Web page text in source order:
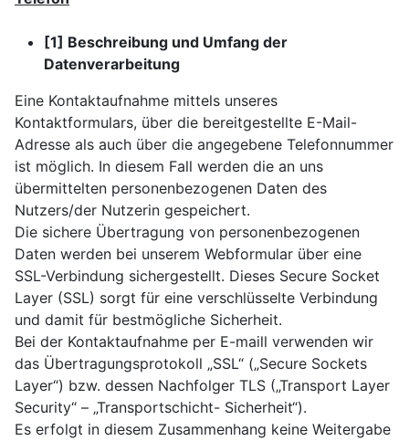
[1] Beschreibung und Umfang der
Datenverarbeitung
Eine Kontaktaufnahme mittels unseres
Kontaktformulars, über die bereitgestellte E-Mail-
Adresse als auch über die angegebene Telefonnummer
ist möglich. In diesem Fall werden die an uns
übermittelten personenbezogenen Daten des
Nutzers/der Nutzerin gespeichert.
Die sichere Übertragung von personenbezogenen
Daten werden bei unserem Webformular über eine
SSL-Verbindung sichergestellt. Dieses Secure Socket
Layer (SSL) sorgt für eine verschlüsselte Verbindung
und damit für bestmögliche Sicherheit.
Bei der Kontaktaufnahme per E-maill verwenden wir
das Übertragungsprotokoll „SSL“ („Secure Sockets
Layer“) bzw. dessen Nachfolger TLS („Transport Layer
Security“ – „Transportschicht- Sicherheit“).
Es erfolgt in diesem Zusammenhang keine Weitergabe